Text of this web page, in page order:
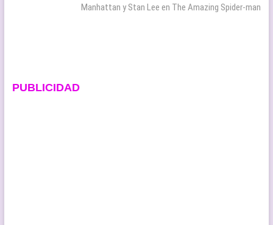
siguiente:
Manhattan y Stan Lee en The Amazing Spider-man
PUBLICIDAD